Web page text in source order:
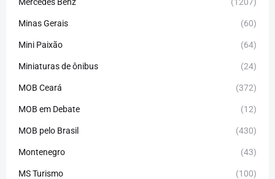
Minas Gerais (60)
Mini Paixão (64)
Miniaturas de ônibus (24)
MOB Ceará (372)
MOB em Debate (12)
MOB pelo Brasil (430)
Montenegro (43)
MS Turismo (100)